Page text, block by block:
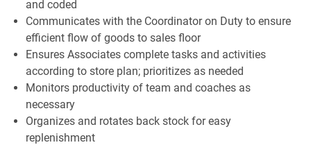
and coded
Communicates with the Coordinator on Duty to ensure
efficient flow of goods to sales floor
Ensures Associates complete tasks and activities
according to store plan; prioritizes as needed
Monitors productivity of team and coaches as
necessary
Organizes and rotates back stock for easy
replenishment